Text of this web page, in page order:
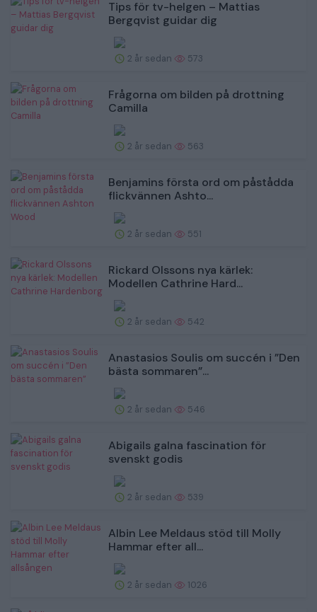
Tips för tv-helgen – Mattias
Bergqvist guidar dig
2 år sedan 573
Frågorna om bilden på drottning
Camilla
2 år sedan 563
Benjamins första ord om påstådda
flickvännen Ashto...
2 år sedan 551
Rickard Olssons nya kärlek:
Modellen Cathrine Hard...
2 år sedan 542
Anastasios Soulis om succén i ”Den
bästa sommaren”...
2 år sedan 546
Abigails galna fascination för
svenskt godis
2 år sedan 539
Albin Lee Meldaus stöd till Molly
Hammar efter all...
2 år sedan 1026